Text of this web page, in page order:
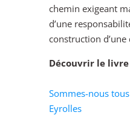
chemin exigeant
d’une
construction
Découvrir le livre
Sommes-nous
Eyrolles